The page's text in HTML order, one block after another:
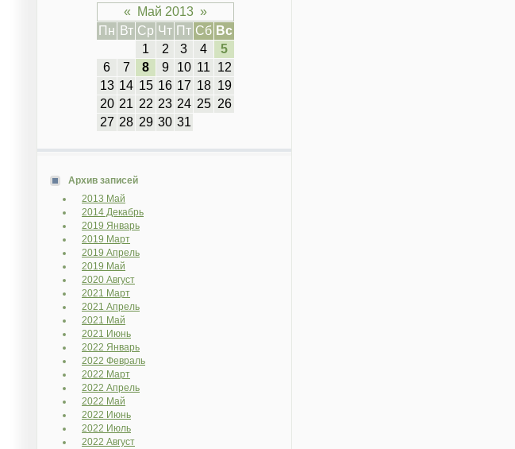
« Май 2013 »
Пн Вт Ср Чт Пт Сб Вс
1
2 3 4
5
6
7 8 9 10 11
12
13 14 15 16 17 18 19
20 21 22 23 24 25 26
27 28 29 30 31
Архив записей
2013 Май
2014 Декабрь
2019 Январь
2019 Март
2019 Апрель
2019 Май
2020 Август
2021 Март
2021 Апрель
2021 Май
2021 Июнь
2022 Январь
2022 Февраль
2022 Март
2022 Апрель
2022 Май
2022 Июнь
2022 Июль
2022 Август